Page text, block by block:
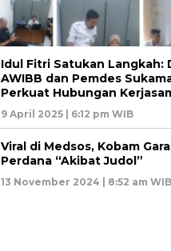
Idul Fitri Satukan Langkah:
AWIBB dan Pemdes
Perkuat Hubungan
9 April 2025 | 6:12 pm WIB
Viral di Medsos, Kobam
Perdana “Akibat Judol”
13 November 2024 | 8:52 am WIB